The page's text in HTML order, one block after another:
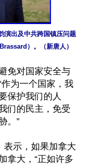
演出及中共跨国镇压问题
）。（新唐人）
免对国家安全与
为一个国家，我
保护我们的人
们的民主，免受
。”
表示，如果加拿大
拿大，“正如许多